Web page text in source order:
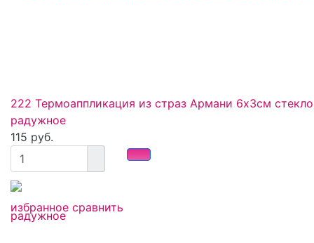
избранное сравнить
222 Термоаппликация из страз Армани 6х3см стекло
радужное
115 руб.